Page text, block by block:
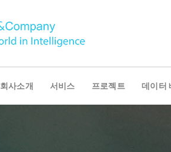
회사소개 서비스 프로젝트 데이터